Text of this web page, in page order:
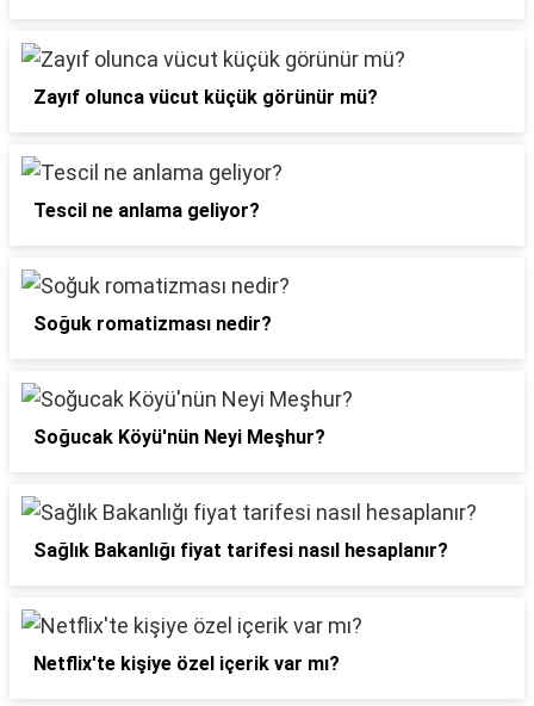
Zayıf olunca vücut küçük görünür mü?
Tescil ne anlama geliyor?
Soğuk romatizması nedir?
Soğucak Köyü'nün Neyi Meşhur?
Sağlık Bakanlığı fiyat tarifesi nasıl hesaplanır?
Netflix'te kişiye özel içerik var mı?